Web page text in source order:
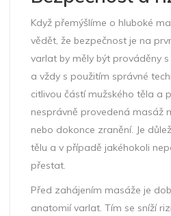
Když přemýšlíme o hluboké
vědět, že bezpečnost je na
varlat by měly být prováděny
a vždy s použitím správné
citlivou částí mužského těla a
nesprávně provedená masáž
nebo dokonce zranění. Je
tělu a v případě jakéhokoli
přestat.
Před zahájením masáže je
anatomií varlat. Tím se sníží